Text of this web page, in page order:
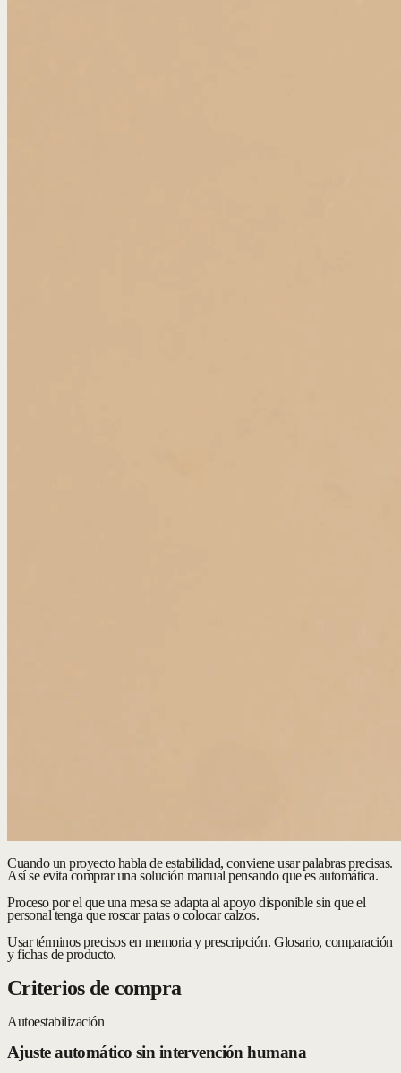
Cuando un proyecto habla de estabilidad, conviene usar palabras precisas.
Así se evita comprar una solución manual pensando que es automática.
Proceso por el que una mesa se adapta al apoyo disponible sin que el
personal tenga que roscar patas o colocar calzos.
Usar términos precisos en memoria y prescripción. Glosario, comparación
y fichas de producto.
Criterios de compra
Autoestabilización
Ajuste automático sin intervención humana